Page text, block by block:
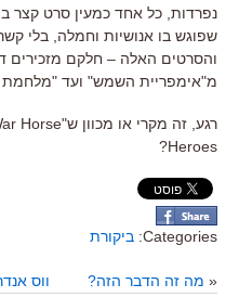
נפרדות, כל אחד כמעין סרט קצר
שפוגש בו אנושיות וחמלה, בלי
והסרטים האלה – חלקם מזכירים
מ"אימפריית השמש" ועד
Heroes?
Categories: ביקורת
« מה זה הדבר הזה? ווס